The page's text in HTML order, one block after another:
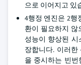
으로 이어지고 있
4행정 엔진은 2행
환이 필요하지 않
성능이 향상된
장합니다. 이러
을 중시하는 빈